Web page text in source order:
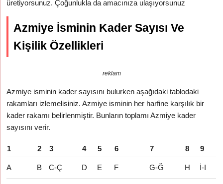
üretiyorsunuz. Çoğunlukla da amacınıza ulaşıyorsunuz
Azmiye İsminin Kader Sayısı Ve
Kişilik Özellikleri
reklam
Azmiye isminin kader sayısını bulurken aşağıdaki tablodaki
rakamları izlemelisiniz. Azmiye isminin her harfine karşılık bir
kader rakamı belirlenmiştir. Bunların toplamı Azmiye kader
sayısını verir.
1 2 3 4 5 6 7 8 9
A B C-Ç D E F G-Ğ H İ-I